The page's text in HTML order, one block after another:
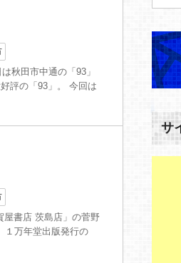
秋田市中通の「93」
評の「93」。 今回は
屋書店 茨島店」の菅野
１万年堂出版発行の
サ